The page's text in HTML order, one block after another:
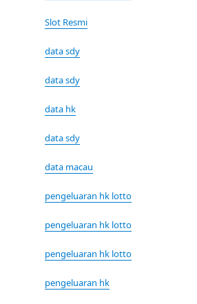
Slot Resmi
data sdy
data sdy
data hk
data sdy
data macau
pengeluaran hk lotto
pengeluaran hk lotto
pengeluaran hk lotto
pengeluaran hk